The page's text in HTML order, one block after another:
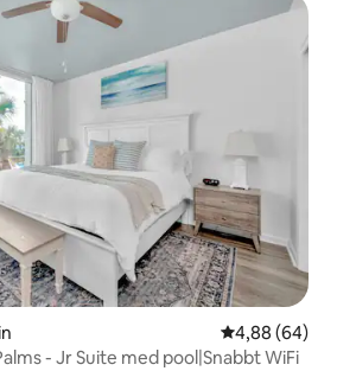
4,88 av 5 i
4,88 (64)
- Jr Suite med pool|Snabbt WiFi